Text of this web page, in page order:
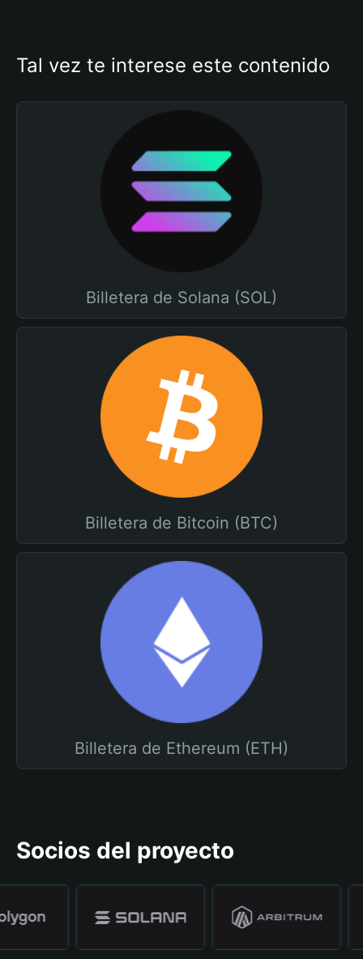
Tal vez te interese este contenido
Billetera de Solana (SOL)
Billetera de Bitcoin (BTC)
Billetera de Ethereum (ETH)
Socios del proyecto